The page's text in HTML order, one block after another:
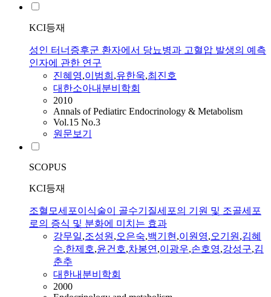
KCI등재
성인 터너증후군 환자에서 당뇨병과 고혈압 발생의 예측
인자에 관한 연구
진혜영,이범희 ,유한욱,최진호
대한소아내분비학회
2010
Annals of Pediatirc Endocrinology & Metabolism
Vol.15 No.3
원문보기
SCOPUS
KCI등재
조혈모세포이식술이 골수기질세포의 기원 및 조골세포
로의 증식 및 분화에 미치는 효과
강무일,조성원,오은숙,백기현,이원영,오기원,김혜
수,한제호,윤건호,차봉연,이광우,손호영,강성구,김
춘추
대한내분비학회
2000